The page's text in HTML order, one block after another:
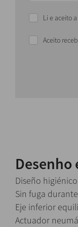
Li e aceito
Aceito
Desenho
Diseño
Sin fuga
Eje inferior
Actuador